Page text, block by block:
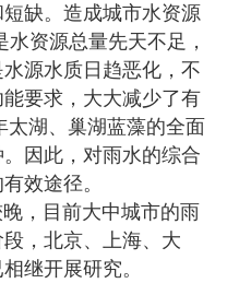
缺。造成城市水资源
资源总量先天不足，
源水质日趋恶化，不
要求，大大减少了有
湖、巢湖蓝藻的全面
因此，对雨水的综合
效途径。
，目前大中城市的雨
，北京、上海、大
继开展研究。